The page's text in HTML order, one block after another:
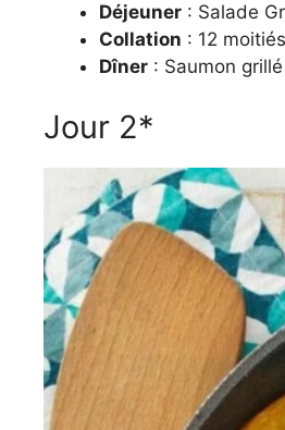
Déjeuner : Salade
Collation : 12
Dîner : Saumon
Jour 2*